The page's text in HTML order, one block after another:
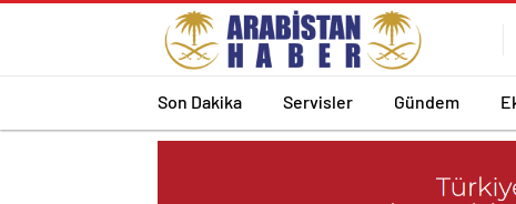
Son Dakika Servisler Gündem